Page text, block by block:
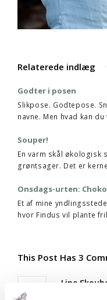
Relaterede indlæg
Godter i posen
Slikpose. Godtepose.
navne. Men hvad kan
Souper!
En varm skål økologisk
grøntsager. Det er
Onsdags-urten:
Et af mine
hvor Findus vil plante
This Post Has 3
Line